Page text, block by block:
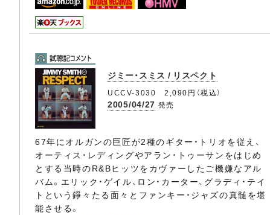
ジミー・スミス / リスペクト
UCCV-3030 2,090円（税込）
2005/04/27 発売
67年にオルガンの巨匠が2種のギター・トリオを従え、
オーティス・レディングやアラン・トゥーサンをはじめ
とする当時のR&Bヒッツをカヴァーしたご機嫌なアル
バム。エリック・ゲイル、ロン・カーター、グラディ・テイ
トという錚々たる面々とファンキー・ジャズの真髄を堪
能させる。